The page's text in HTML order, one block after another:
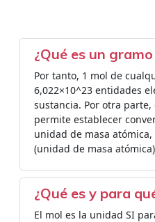
¿Qué es un
Por tanto, 1 mol de
6,022×10^23 entidades
sustancia. Por otra
permite establecer
unidad de masa
(unidad de masa
¿Qué es y para
El mol es la unidad SI